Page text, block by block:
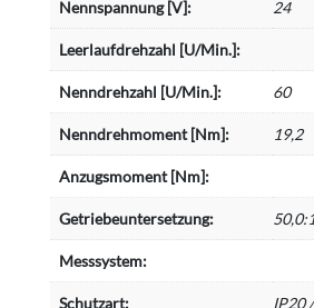
Nennspannung [V]: 24
Leerlaufdrehzahl [U/Min.]:
Nenndrehzahl [U/Min.]: 60
Nenndrehmoment [Nm]: 19,2
Anzugsmoment [Nm]:
Getriebeuntersetzung:
Messsystem:
Schutzart: IP20